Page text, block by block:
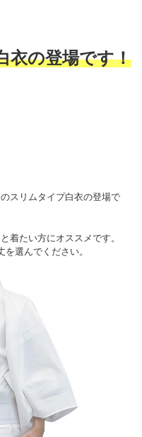
衣の登場です！
スリムタイプ白衣の登場で
着たい方にオススメです。
選んでください。